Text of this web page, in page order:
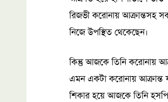
রিজভী করোনায় আক্রান্তসহ
নিজে উপস্থিত থেকেছেন।
কিন্তু আজকে তিনি করোনায়
এমন একটা করোনায় আক্রান্ত
শিকার হয়ে আজকে তিনি